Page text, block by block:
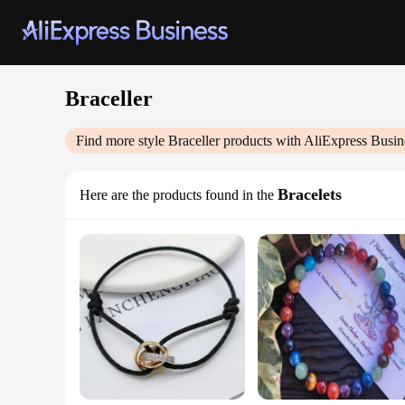
Braceller
Find more style Bracellerproducts with AliExpress
Here are the products found in the Bracelets